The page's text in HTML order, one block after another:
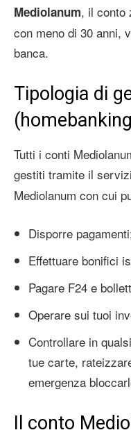
Mediolanum, il conto
con meno di 30 anni,
banca.
Tipologia di
Tutti i conti
gestiti tramite il
Mediolanum con cui
Disporre
Effettuare bonifici
Pagare F24 e
Operare sui tuoi
Controllare in
tue carte,
emergenza
Il conto